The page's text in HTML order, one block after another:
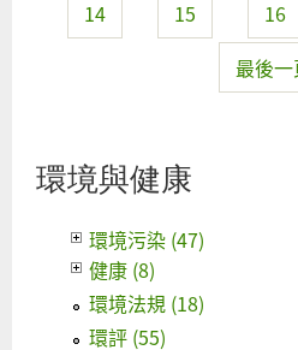
14 15 16
最後一
環境與健康
環境污染 (47)
健康 (8)
環境法規 (18)
環評 (55)